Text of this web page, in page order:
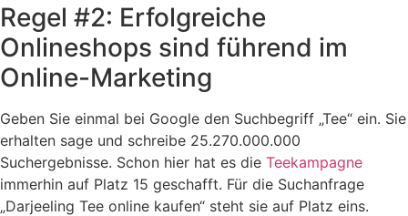
Regel #2: Erfolgreiche
Onlineshops sind führend im
Online-Marketing
Geben Sie einmal bei Google den Suchbegriff „Tee“ ein. Sie
erhalten sage und schreibe 25.270.000.000
Suchergebnisse. Schon hier hat es die Teekampagne
immerhin auf Platz 15 geschafft. Für die Suchanfrage
„Darjeeling Tee online kaufen“ steht sie auf Platz eins.